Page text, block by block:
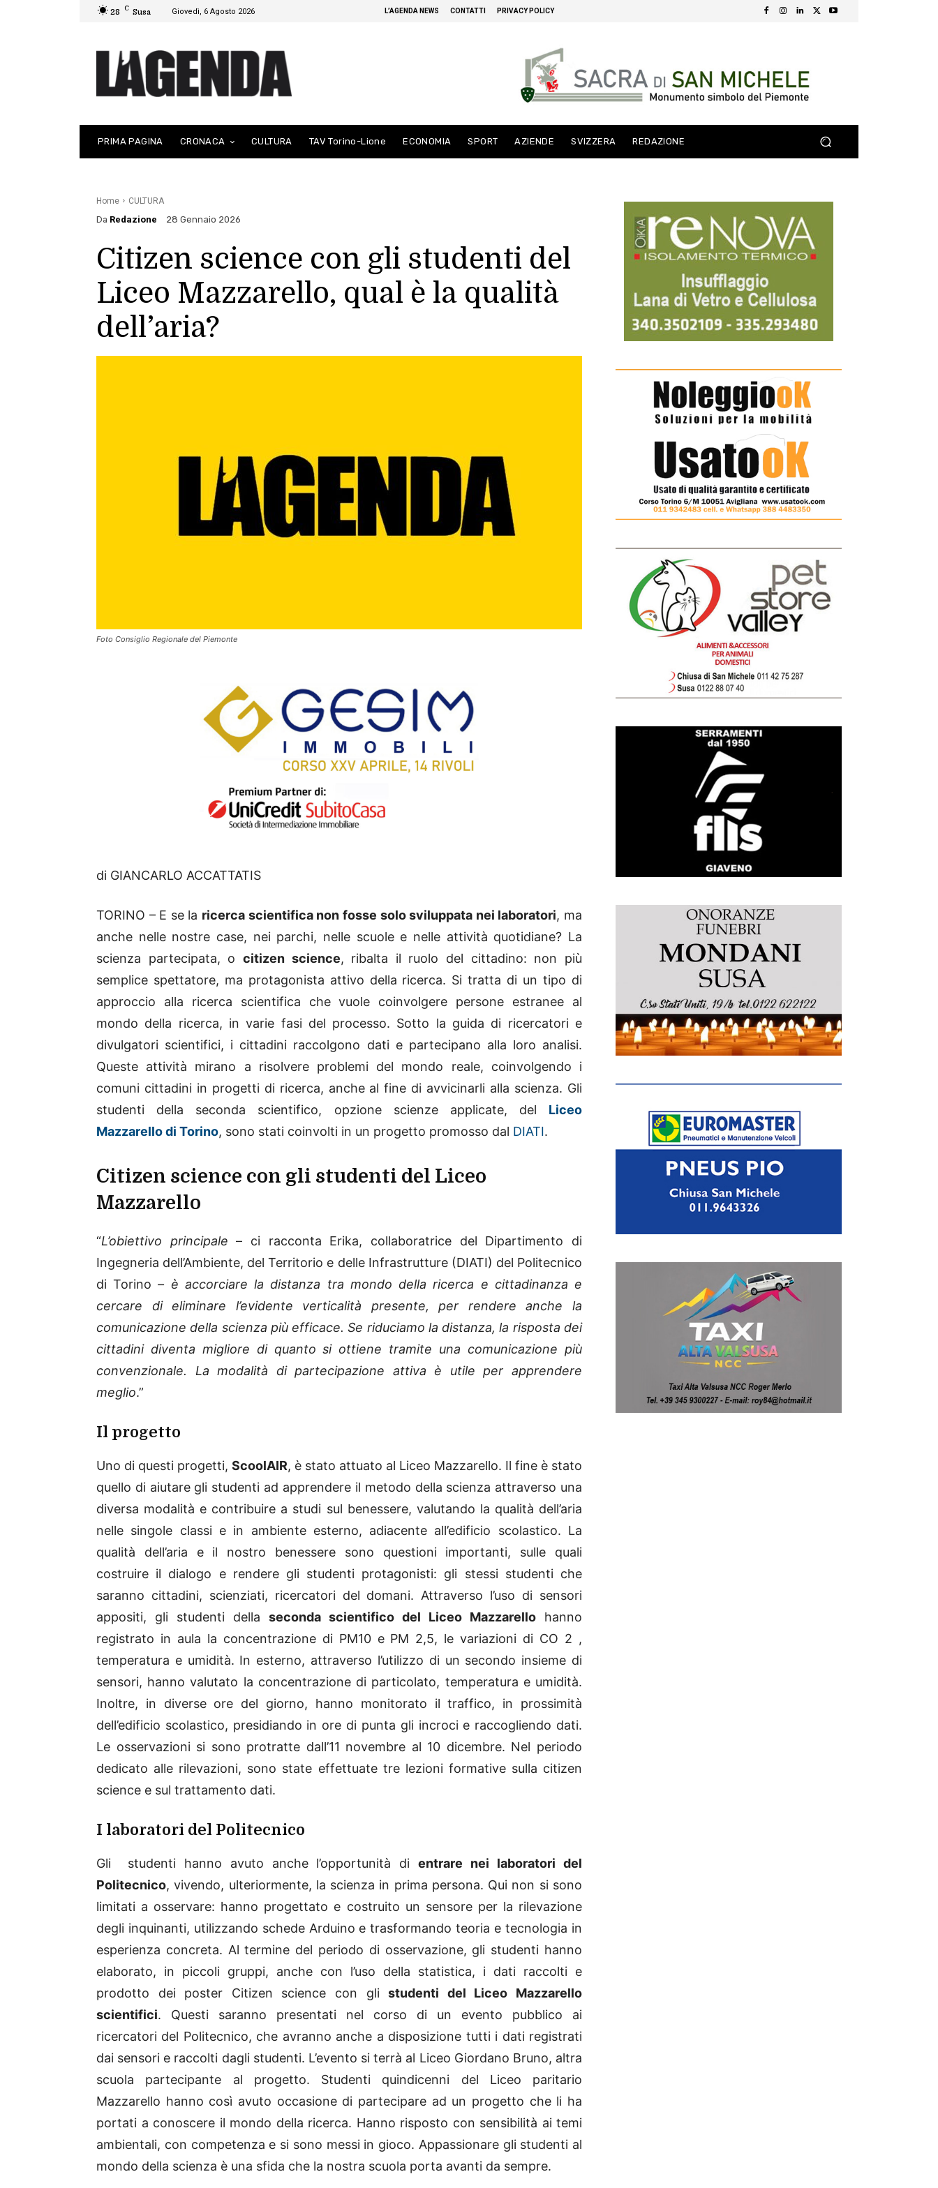
28 C Susa Giovedì, 6 Agosto 2026 L’AGENDA NEWS CONTATTI PRIVACY POLICY
PRIMA PAGINA CRONACA CULTURA TAV Torino-Lione ECONOMIA SPORT AZIENDE SVIZZERA REDAZIONE
Home CULTURA
Da Redazione 28 Gennaio 2026
Citizen science con gli studenti del
Liceo Mazzarello, qual è la qualità
dell’aria?
Foto Consiglio Regionale del Piemonte
di GIANCARLO ACCATTATIS
TORINO – E se la ricerca scientifica non fosse solo sviluppata nei laboratori, ma
anche nelle nostre case, nei parchi, nelle scuole e nelle attività quotidiane? La
scienza partecipata, o citizen science, ribalta il ruolo del cittadino: non più
semplice spettatore, ma protagonista attivo della ricerca. Si tratta di un tipo di
approccio alla ricerca scientifica che vuole coinvolgere persone estranee al
mondo della ricerca, in varie fasi del processo. Sotto la guida di ricercatori e
divulgatori scientifici, i cittadini raccolgono dati e partecipano alla loro analisi.
Queste attività mirano a risolvere problemi del mondo reale, coinvolgendo i
comuni cittadini in progetti di ricerca, anche al fine di avvicinarli alla scienza. Gli
studenti della seconda scientifico, opzione scienze applicate, del Liceo
Mazzarello di Torino, sono stati coinvolti in un progetto promosso dal DIATI.
Citizen science con gli studenti del Liceo
Mazzarello
“L’obiettivo principale – ci racconta Erika, collaboratrice del Dipartimento di
Ingegneria dell’Ambiente, del Territorio e delle Infrastrutture (DIATI) del Politecnico
di Torino – è accorciare la distanza tra mondo della ricerca e cittadinanza e
cercare di eliminare l’evidente verticalità presente, per rendere anche la
comunicazione della scienza più efficace. Se riduciamo la distanza, la risposta dei
cittadini diventa migliore di quanto si ottiene tramite una comunicazione più
convenzionale. La modalità di partecipazione attiva è utile per apprendere
meglio.”
Il progetto
Uno di questi progetti, ScoolAIR, è stato attuato al Liceo Mazzarello. Il fine è stato
quello di aiutare gli studenti ad apprendere il metodo della scienza attraverso una
diversa modalità e contribuire a studi sul benessere, valutando la qualità dell’aria
nelle singole classi e in ambiente esterno, adiacente all’edificio scolastico. La
qualità dell’aria e il nostro benessere sono questioni importanti, sulle quali
costruire il dialogo e rendere gli studenti protagonisti: gli stessi studenti che
saranno cittadini, scienziati, ricercatori del domani. Attraverso l’uso di sensori
appositi, gli studenti della seconda scientifico del Liceo Mazzarello hanno
registrato in aula la concentrazione di PM10 e PM 2,5, le variazioni di CO 2 ,
temperatura e umidità. In esterno, attraverso l’utilizzo di un secondo insieme di
sensori, hanno valutato la concentrazione di particolato, temperatura e umidità.
Inoltre, in diverse ore del giorno, hanno monitorato il traffico, in prossimità
dell’edificio scolastico, presidiando in ore di punta gli incroci e raccogliendo dati.
Le osservazioni si sono protratte dall’11 novembre al 10 dicembre. Nel periodo
dedicato alle rilevazioni, sono state effettuate tre lezioni formative sulla citizen
science e sul trattamento dati.
I laboratori del Politecnico
Gli studenti hanno avuto anche l’opportunità dientrare nei laboratori del
Politecnico, vivendo, ulteriormente, la scienza in prima persona. Qui non si sono
limitati a osservare: hanno progettato e costruito un sensore per la rilevazione
degli inquinanti, utilizzando schede Arduino e trasformando teoria e tecnologia in
esperienza concreta. Al termine del periodo di osservazione, gli studenti hanno
elaborato, in piccoli gruppi, anche con l’uso della statistica, i dati raccolti e
prodotto dei poster Citizen science con glistudenti del Liceo Mazzarello
scientifici. Questi saranno presentati nel corso di un evento pubblico ai
ricercatori del Politecnico, che avranno anche a disposizione tutti i dati registrati
dai sensori e raccolti dagli studenti. L’evento si terrà al Liceo Giordano Bruno, altra
scuola partecipante al progetto. Studenti quindicenni del Liceo paritario
Mazzarello hanno così avuto occasione di partecipare ad un progetto che li ha
portati a conoscere il mondo della ricerca. Hanno risposto con sensibilità ai temi
ambientali, con competenza e si sono messi in gioco. Appassionare gli studenti al
mondo della scienza è una sfida che la nostra scuola porta avanti da sempre.